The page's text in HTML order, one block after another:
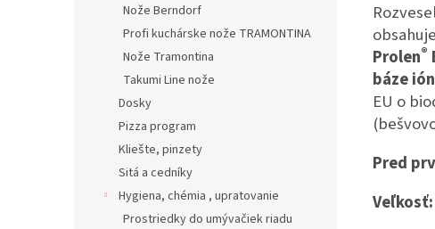
Nože Berndorf
Profi kuchárske nože TRAMONTINA
Nože Tramontina
Takumi Line nože
Dosky
Pizza program
Kliešte, pinzety
Sitá a cedníky
Hygiena, chémia , upratovanie
Prostriedky do umývačiek riadu
Prolen®
báze
EU o
Pred
Veľkosť: